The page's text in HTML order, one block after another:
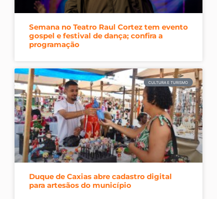
Semana no Teatro Raul Cortez tem evento
gospel e festival de dança; confira a
programação
CULTURA E TURISMO
Duque de Caxias abre cadastro digital
para artesãos do município